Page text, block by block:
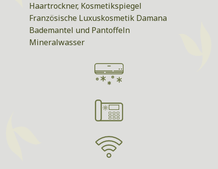
Haartrockner, Kosmetikspiegel
Französische Luxuskosmetik Damana
Bademantel und Pantoffeln
Mineralwasser